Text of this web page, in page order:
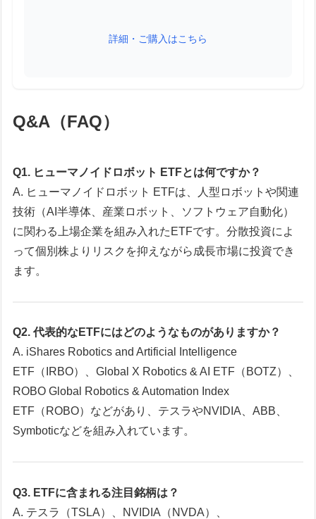
詳細・ご購入はこちら
Q&A（FAQ）
Q1. ヒューマノイドロボット ETFとは何ですか？
A. ヒューマノイドロボット ETFは、人型ロボットや関連
技術（AI半導体、産業ロボット、ソフトウェア自動化）
に関わる上場企業を組み入れたETFです。分散投資によ
って個別株よりリスクを抑えながら成長市場に投資でき
ます。
Q2. 代表的なETFにはどのようなものがありますか？
A. iShares Robotics and Artificial Intelligence
ETF（IRBO）、Global X Robotics & AI ETF（BOTZ）、
ROBO Global Robotics & Automation Index
ETF（ROBO）などがあり、テスラやNVIDIA、ABB、
Symboticなどを組み入れています。
Q3. ETFに含まれる注目銘柄は？
A. テスラ（TSLA）、NVIDIA（NVDA）、